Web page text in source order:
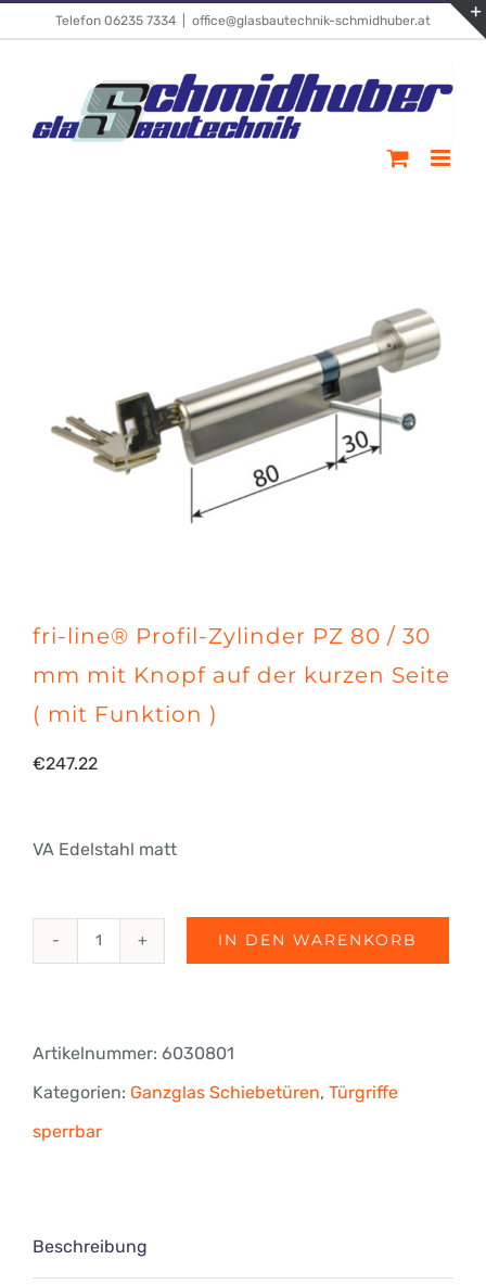
Telefon 06235 7334 office@glasbautechnik-schmidhuber.at
fri-line® Profil-Zylinder PZ 80 / 30
mm mit Knopf auf der kurzen Seite
( mit Funktion )
€247.22
VA Edelstahl matt
fri-
IN DEN WARENKORB
Artikelnummer: 6030801
Kategorien: Ganzglas Schiebetüren, Türgriffe
sperrbar
Beschreibung